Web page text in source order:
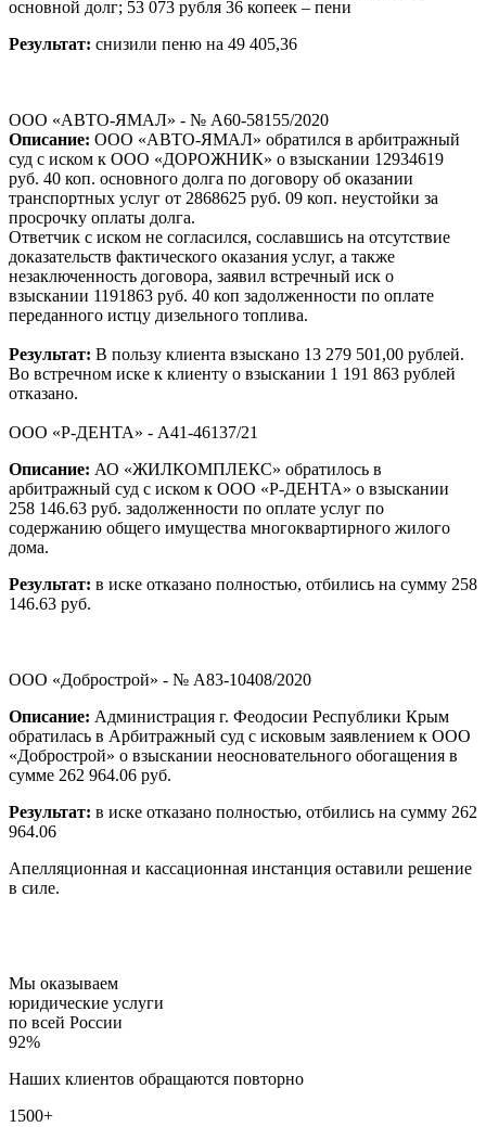
основной долг; 53 073 рубля 36 копеек – пени
Результат: снизили пеню на 49 405,36
ООО «АВТО-ЯМАЛ» - № А60-58155/2020
Описание: ООО «АВТО-ЯМАЛ» обратился в арбитражный
суд с иском к ООО «ДОРОЖНИК» о взыскании 12934619
руб. 40 коп. основного долга по договору об оказании
транспортных услуг от 2868625 руб. 09 коп. неустойки за
просрочку оплаты долга.
Ответчик с иском не согласился, сославшись на отсутствие
доказательств фактического оказания услуг, а также
незаключенность договора, заявил встречный иск о
взыскании 1191863 руб. 40 коп задолженности по оплате
переданного истцу дизельного топлива.
Результат: В пользу клиента взыскано 13 279 501,00 рублей.
Во встречном иске к клиенту о взыскании 1 191 863 рублей
отказано.
ООО «Р-ДЕНТА» - А41-46137/21
Описание: АО «ЖИЛКОМПЛЕКС» обратилось в
арбитражный суд с иском к ООО «Р-ДЕНТА» о взыскании
258 146.63 руб. задолженности по оплате услуг по
содержанию общего имущества многоквартирного жилого
дома.
Результат: в иске отказано полностью, отбились на сумму 258
146.63 руб.
ООО «Добрострой» - № А83-10408/2020
Описание: Администрация г. Феодосии Республики Крым
обратилась в Арбитражный суд с исковым заявлением к ООО
«Добрострой» о взыскании неосновательного обогащения в
сумме 262 964.06 руб.
Результат: в иске отказано полностью, отбились на сумму 262
964.06
Апелляционная и кассационная инстанция оставили решение
в силе.
Мы оказываем
юридические услуги
по всей России
92%
Наших клиентов обращаются повторно
1500+